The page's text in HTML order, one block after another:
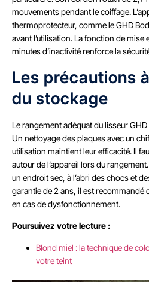
mouvements pendant le coiffage.
thermoprotecteur, comme le GHD
avant l’utilisation. La fonction de
minutes d’inactivité renforce la
Les précautions
du stockage
Le rangement adéquat du lisseur
Un nettoyage des plaques avec un
utilisation maintient leur efficacité. Il
autour de l’appareil lors du
un endroit sec, à l’abri des chocs et
garantie de 2 ans, il est recommandé
en cas de dysfonctionnement.
Poursuivez votre lecture :
Blond miel : la technique de
votre teint